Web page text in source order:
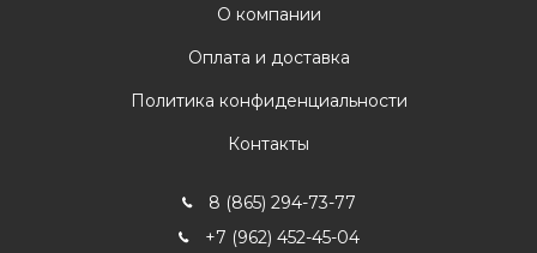
О компании
Оплата и доставка
Политика конфиденциальности
Контакты
8 (865) 294-73-77
+7 (962) 452-45-04